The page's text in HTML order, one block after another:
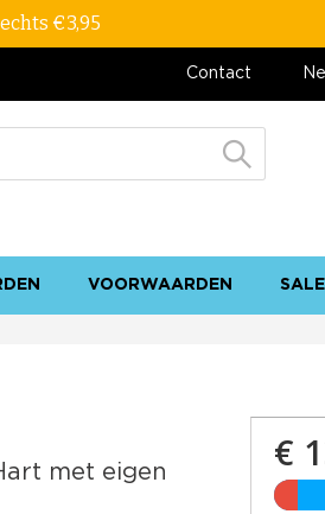
€3,95
Contact
VOORWAARDEN SALE
met eigen
€